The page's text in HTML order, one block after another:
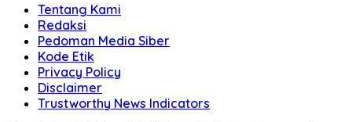
Tentang Kami
Redaksi
Pedoman Media Siber
Kode Etik
Privacy Policy
Disclaimer
Trustworthy News Indicators